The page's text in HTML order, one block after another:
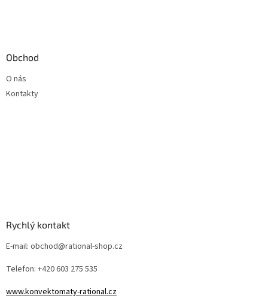
Obchod
O nás
Kontakty
Rychlý kontakt
E-mail: obchod@rational-shop.cz
Telefon: +420 603 275 535
www.konvektomaty-rational.cz